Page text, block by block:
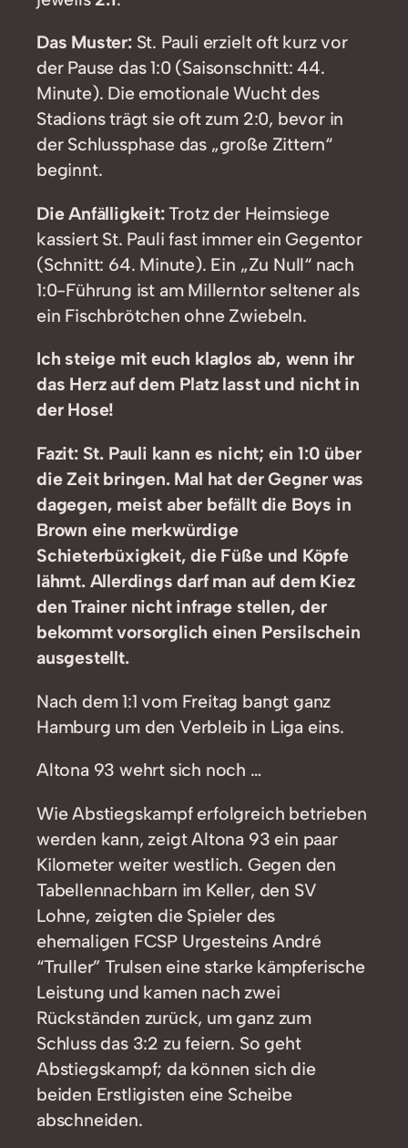
Das Muster:St. Pauli erzielt oft kurz vor
der Pause das 1:0 (Saisonschnitt: 44.
Minute). Die emotionale Wucht des
Stadions trägt sie oft zum 2:0, bevor in
der Schlussphase das „große Zittern“
beginnt.
Die Anfälligkeit:Trotz der Heimsiege
kassiert St. Pauli fast immer ein Gegentor
(Schnitt: 64. Minute). Ein „Zu Null“ nach
1:0-Führung ist am Millerntor seltener als
ein Fischbrötchen ohne Zwiebeln.
Ich steige mit euch klaglos ab, wenn ihr
das Herz auf dem Platz lasst und nicht in
der Hose!
Fazit: St. Pauli kann es nicht; ein 1:0 über
die Zeit bringen. Mal hat der Gegner was
dagegen, meist aber befällt die Boys in
Brown eine merkwürdige
Schieterbüxigkeit, die Füße und Köpfe
lähmt. Allerdings darf man auf dem Kiez
den Trainer nicht infrage stellen, der
bekommt vorsorglich einen Persilschein
ausgestellt.
Nach dem 1:1 vom Freitag bangt ganz
Hamburg um den Verbleib in Liga eins.
Altona 93 wehrt sich noch …
Wie Abstiegskampf erfolgreich betrieben
werden kann, zeigt Altona 93 ein paar
Kilometer weiter westlich. Gegen den
Tabellennachbarn im Keller, den SV
Lohne, zeigten die Spieler des
ehemaligen FCSP Urgesteins André
“Truller” Trulsen eine starke kämpferische
Leistung und kamen nach zwei
Rückständen zurück, um ganz zum
Schluss das 3:2 zu feiern. So geht
Abstiegskampf; da können sich die
beiden Erstligisten eine Scheibe
abschneiden.